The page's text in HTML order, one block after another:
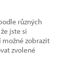
různých
jste si
zobrazit
zvolené